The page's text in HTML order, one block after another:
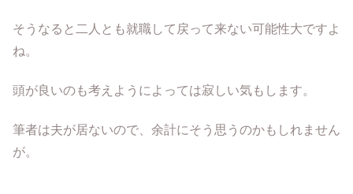
そうなると二人とも就職して戻って来ない可能性大ですよ
ね。
頭が良いのも考えようによっては寂しい気もします。
筆者は夫が居ないので、余計にそう思うのかもしれません
が。